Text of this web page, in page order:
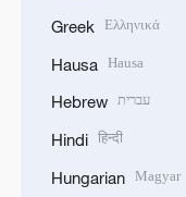
Greek Ελληνικά
Hausa Hausa
Hebrew עברית
Hindi हिन्दी
Hungarian Magyar